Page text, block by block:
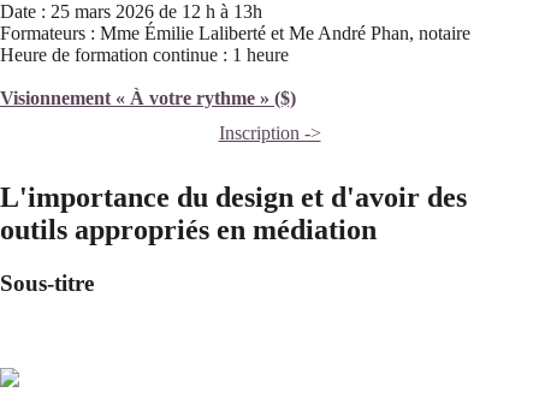
Date : 25 mars 2026 de 12 h à 13h
Formateurs : Mme Émilie Laliberté et Me André Phan, notaire
Heure de formation continue : 1 heure
Visionnement « À votre rythme » ($)
Inscription ->
L'importance du design et d'avoir des
outils appropriés en médiation
Sous-titre